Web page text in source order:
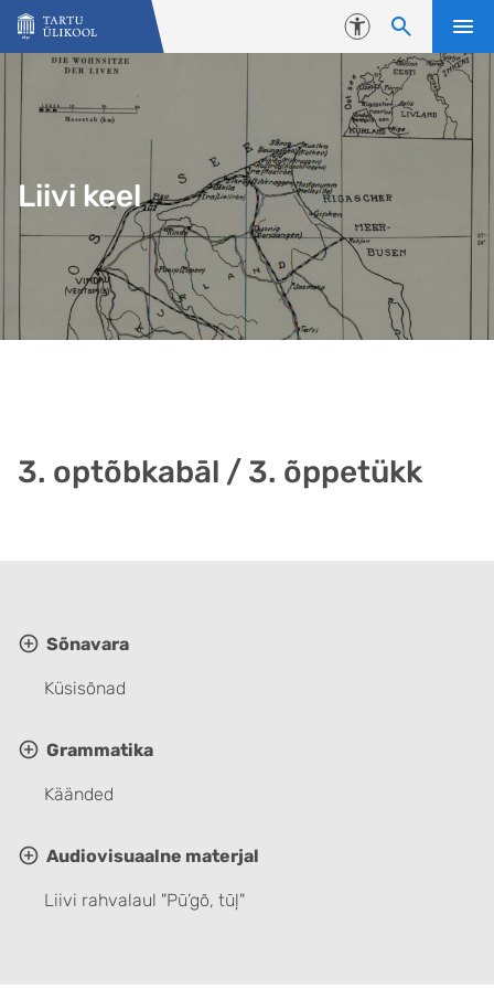
Liigu edasi põhisisu juurde
Juurdepääsetavus
Liivi keel
3. optõbkabāl / 3. õppetükk
Sõnavara
Küsisõnad
Grammatika
Käänded
Audiovisuaalne materjal
Liivi rahvalaul "Pū’gõ, tūļ"